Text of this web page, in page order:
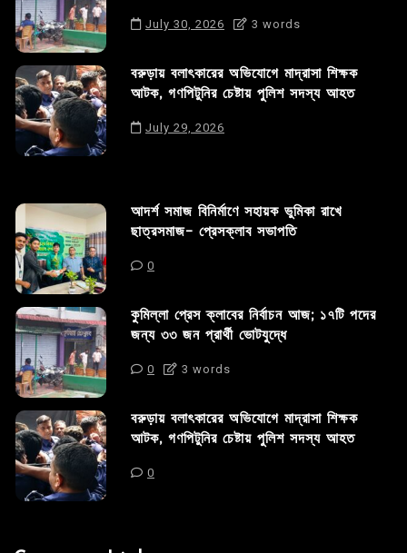
July 30, 2026 3 words
বরুড়ায় বলাৎকারের অভিযোগে মাদ্রাসা শিক্ষক
আটক, গণপিটুনির চেষ্টায় পুলিশ সদস্য আহত
July 29, 2026
আদর্শ সমাজ বিনির্মাণে সহায়ক ভুমিকা রাখে
ছাত্রসমাজ- প্রেসক্লাব সভাপতি
0
কুমিল্লা প্রেস ক্লাবের নির্বাচন আজ; ১৭টি পদের
জন্য ৩৩ জন প্রার্থী ভোটযুদ্ধে
0 3 words
বরুড়ায় বলাৎকারের অভিযোগে মাদ্রাসা শিক্ষক
আটক, গণপিটুনির চেষ্টায় পুলিশ সদস্য আহত
0